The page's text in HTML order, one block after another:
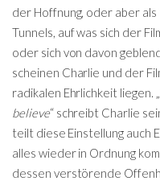
der Hoffnung, oder aber als
Tunnels, auf was sich der
oder sich von davon
scheinen Charlie und der
radikalen Ehrlichkeit liegen. „
believe“ schreibt Charlie
teilt diese Einstellung auch
alles wieder in Ordnung
dessen verstörende